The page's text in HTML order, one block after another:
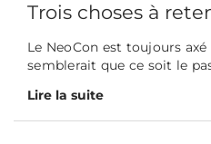
Trois choses à
Le NeoCon est toujours axé
semblerait que ce soit le
Lire la suite